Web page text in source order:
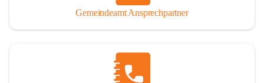
Gemeindeamt Ansprechpartner